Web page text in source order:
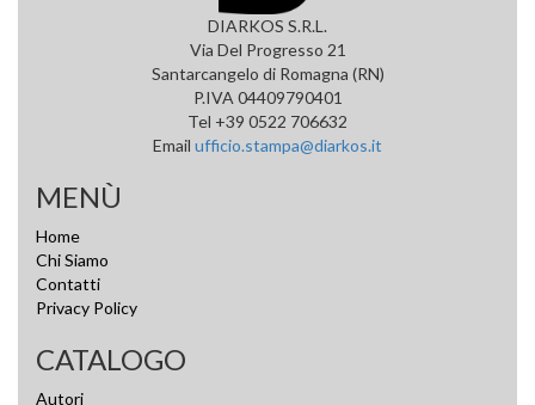
DIARKOS S.R.L.
Via Del Progresso 21
Santarcangelo di Romagna (RN)
P.IVA 04409790401
Tel +39 0522 706632
Email ufficio.stampa@diarkos.it
MENÙ
Home
Chi Siamo
Contatti
Privacy Policy
CATALOGO
Autori